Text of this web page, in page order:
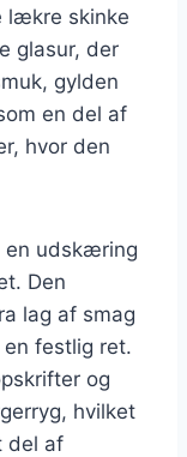
lækre skinke
glasur, der
gylden
en del af
hvor den
en udskæring
Den
lag af smag
festlig ret.
og
hvilket
del af